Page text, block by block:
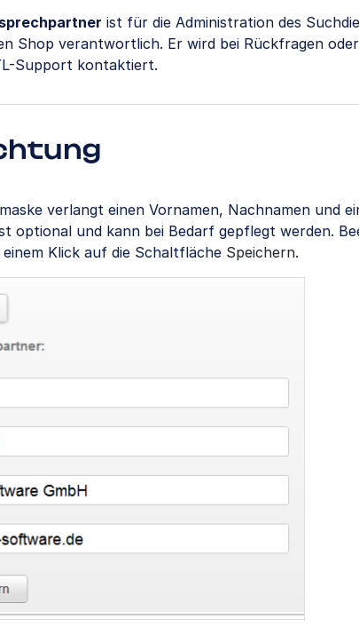
ist für die Administration des
Shop verantwortlich. Er wird bei Rückfragen
Support kontaktiert.
verlangt einen Vornamen, Nachnamen und
optional und kann bei Bedarf gepflegt werden.
einem Klick auf die Schaltfläche Speichern.